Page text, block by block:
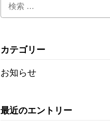
カテゴリー
お知らせ
最近のエントリー